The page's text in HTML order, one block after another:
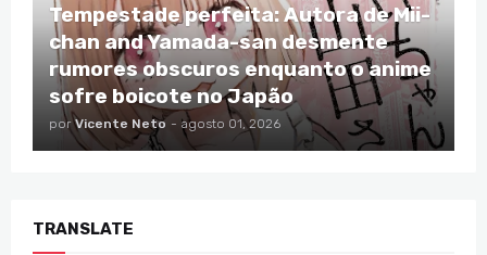
Tempestade perfeita: Autora de Mii-
chan and Yamada-san desmente
rumores obscuros enquanto o anime
sofre boicote no Japão
por Vicente Neto - agosto 01, 2026
TRANSLATE